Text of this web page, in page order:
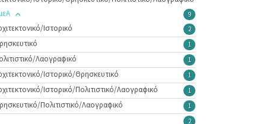
9
2
Ιστορικό
1
1
Λαογραφικό
1
Ιστορικό/Θρησκευτικό
1
Ιστορικό/Πολιτιστικό/Λαογραφικό
1
Πολιτιστικό/Λαογραφικό
2